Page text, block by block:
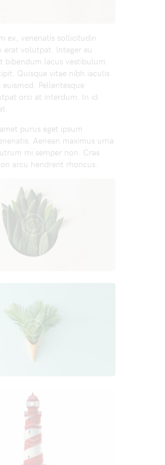
ex, venenatis sollicitudin
erat volutpat. Integer eu
bibendum lacus vestibulum
Quisque vitae nibh iaculis
Pellentesque
orci at interdum. In id
purus eget ipsum
Aenean maximus urna
mi semper non. Cras
arcu hendrerit rhoncus.